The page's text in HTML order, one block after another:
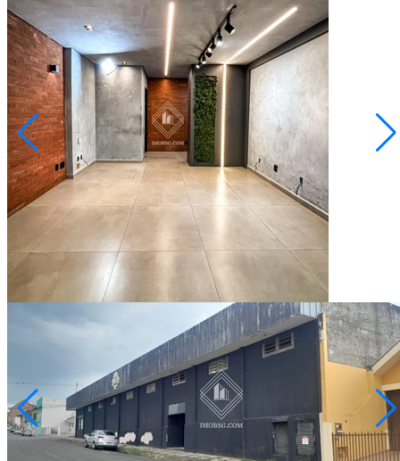
Nova Rússia
R$ 215.000,00
Sala comercial - NOVA RÚSSIA
Ponta Grossa/PR
2073202.001
35,00
Área Privativa (m²)
Conversar no WhatsApp